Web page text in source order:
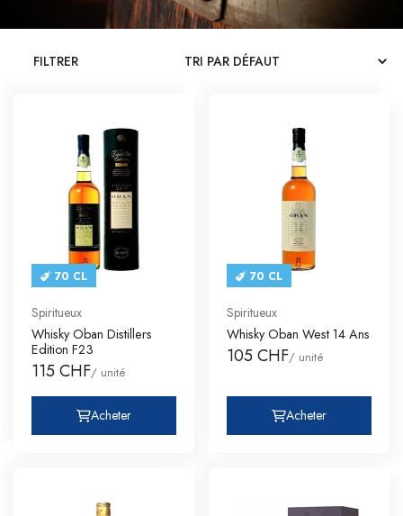
CATALOGUES
CONTACT
SE CONNECTER
FILTRER
70 CL
Spiritueux
Whisky Oban Distillers
Edition F23
115 CHF/ unité
Acheter
70 CL
Spiritueux
Whisky Oban West 14 Ans
105 CHF/ unité
Acheter